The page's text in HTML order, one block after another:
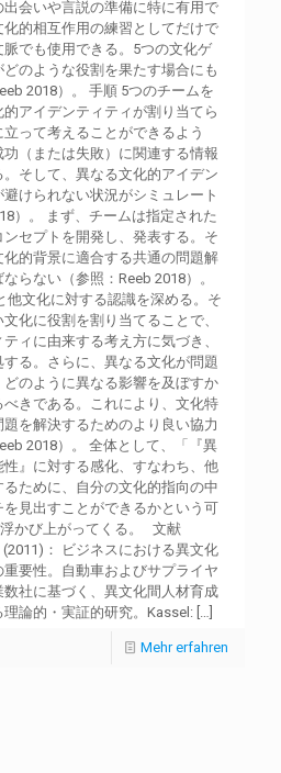
会いや言説の準備に特に有用で
的相互作用の練習としてだけで
でも使用できる。5つの文化ゲ
のような役割を果たす場合にも
2018）。 手順 5つのチームを
アイデンティティが割り当てら
って考えることができるよう
（または失敗）に関連する情報
そして、異なる文化的アイデン
けられない状況がシミュレート
）。 まず、チームは指定された
セプトを開発し、発表する。そ
的背景に適合する共通の問題解
らない（参照：Reeb 2018）。
他文化に対する認識を深める。そ
化に役割を割り当てることで、
ィに由来する考え方に気づき、
る。さらに、異なる文化が問題
のように異なる影響を及ぼすか
きである。これにより、文化特
を解決するためのより良い協力
2018）。 全体として、「『異
』に対する感化、すなわち、他
ために、自分の文化的指向の中
見出すことができるかという可
かび上がってくる。 文献
： ビジネスにおける異文化
要性。自動車およびサプライヤ
社に基づく、異文化間人材育成
論的・実証的研究。Kassel: […]
Mehr erfahren